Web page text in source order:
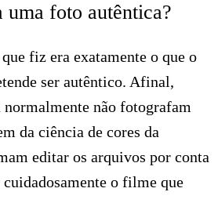
foto autêntica?
fiz era exatamente o que o
ser autêntico. Afinal,
não fotografam
da ciência de cores da
editar os arquivos por conta
o filme que